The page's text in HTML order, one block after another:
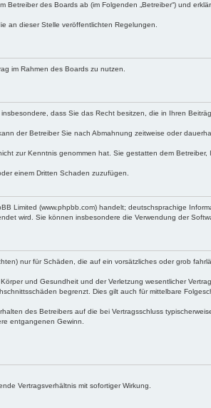
Betreiber des Boards ab (im Folgenden „Betreiber“) und
an dieser Stelle veröffentlichten Regelungen.
im Rahmen des Boards zu nutzen.
dass Sie das Recht besitzen, die in Ihren
der Betreiber Sie nach Abmahnung zeitweise oder
zur Kenntnis genommen hat. Sie gestatten dem Betreiber,
einem Dritten Schaden zuzufügen.
Limited (www.phpbb.com) handelt; deutschsprachige
wird. Sie können insbesondere die Verwendung der
nur für Schäden, die auf ein vorsätzliches oder grob
und Gesundheit und der Verletzung wesentlicher
begrenzt. Dies gilt auch für mittelbare
des Betreibers auf die bei Vertragsschluss
entgangenen Gewinn.
Vertragsverhältnis mit sofortiger Wirkung.